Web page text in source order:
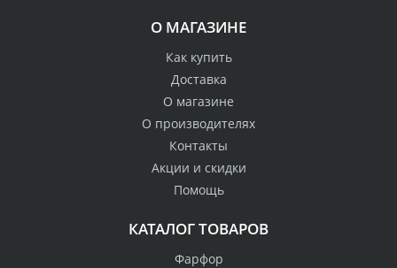
О МАГАЗИНЕ
Как купить
Доставка
О магазине
О производителях
Контакты
Акции и скидки
Помощь
КАТАЛОГ ТОВАРОВ
Фарфор